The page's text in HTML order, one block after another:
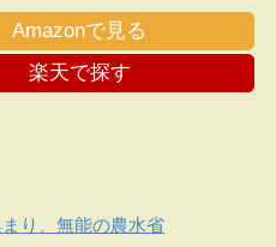
Amazonで見る
楽天で探す
り、無能の農水省